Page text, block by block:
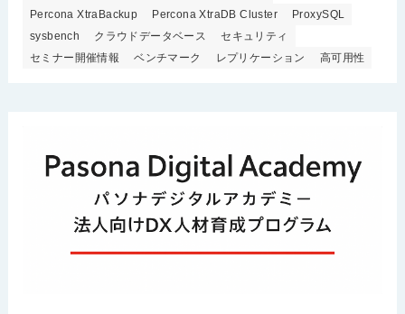
Percona XtraBackup
Percona XtraDB Cluster
ProxySQL
sysbench
クラウドデータベース
セキュリティ
セミナー開催情報
ベンチマーク レプリケーション 高可用性